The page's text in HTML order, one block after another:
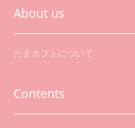
About us
たまカフェについて
Contents